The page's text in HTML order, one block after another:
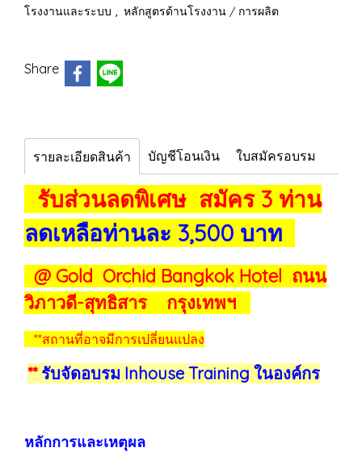
โรงงานและระบบ , หลักสูตรด้านโรงงาน / การผลิต
Share
รายละเอียดสินค้า บัญชีโอนเงิน ใบสมัครอบรม
รับส่วนลดพิเศษ สมัคร 3 ท่าน
ลดเหลือท่านละ 3,500 บาท
@ Gold Orchid Bangkok Hotel ถนน
วิภาวดี-สุทธิสาร กรุงเทพฯ
**สถานที่อาจมีการเปลี่ยนแปลง
**รับจัดอบรม Inhouse Training ในองค์กร
หลักการและเหตุผล